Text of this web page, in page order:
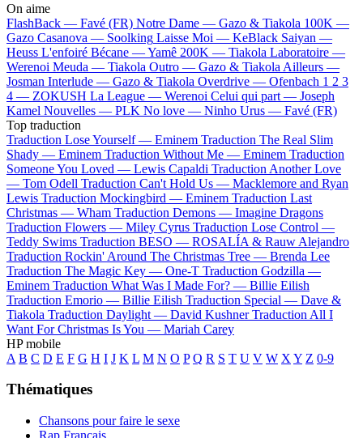
On aime
FlashBack — Favé (FR) Notre Dame — Gazo & Tiakola 100K —
Gazo Casanova — Soolking Laisse Moi — KeBlack Saiyan —
Heuss L'enfoiré Bécane —Yamê 200K — Tiakola Laboratoire —
Werenoi Meuda — Tiakola Outro — Gazo & Tiakola Ailleurs —
Josman Interlude — Gazo & Tiakola Overdrive — Ofenbach 1 2 3
4 — ZOKUSH La League — Werenoi Celui qui part — Joseph
Kamel Nouvelles — PLK No love — Ninho Urus — Favé (FR)
Top traduction
Traduction Lose Yourself — Eminem Traduction The Real Slim
Shady — Eminem Traduction Without Me — Eminem Traduction
Someone You Loved — Lewis Capaldi Traduction Another Love
— Tom Odell Traduction Can't Hold Us — Macklemore and Ryan
Lewis Traduction Mockingbird — Eminem Traduction Last
Christmas — Wham Traduction Demons — Imagine Dragons
Traduction Flowers — Miley Cyrus Traduction Lose Control —
Teddy Swims Traduction BESO — ROSALÍA & Rauw Alejandro
Traduction Rockin' Around The Christmas Tree — Brenda Lee
Traduction The Magic Key — One-T Traduction Godzilla —
Eminem Traduction What Was I Made For? — Billie Eilish
Traduction Emorio — Billie Eilish Traduction Special — Dave &
Tiakola Traduction Daylight — David Kushner Traduction All I
Want For Christmas Is You — Mariah Carey
HP mobile
A B C D E F G H I J K L M N O P Q R S T U V W X Y Z 0-9
Thématiques
Chansons pour faire le sexe
Rap Français